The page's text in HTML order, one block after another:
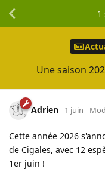
Une saison
1
Adrien 1 juin
Cette année 2026
de Cigales, avec 12
1er juin !